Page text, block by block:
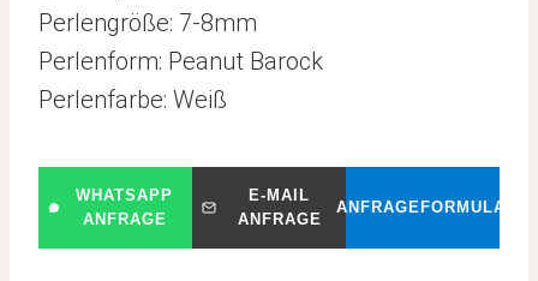
Perlengröße: 7-8mm
Perlenform: Peanut Barock
Perlenfarbe: Weiß
WHATSAPP
ANFRAGE
E-MAIL
ANFRAGE
ANFRAGEFORMULAR